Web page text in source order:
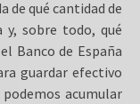
de qué cantidad de
y, sobre todo, qué
Banco de España
guardar efectivo
acumular